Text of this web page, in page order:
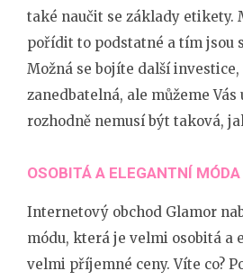
také naučit se základy etikety.
pořídit to podstatné a tím jsou
Možná se bojíte další
zanedbatelná, ale můžeme
rozhodně nemusí být taková,
OSOBITÁ A ELEGANTNÍ MÓDA
Internetový obchod Glamor
módu, která je velmi osobitá a
velmi příjemné ceny. Víte co?